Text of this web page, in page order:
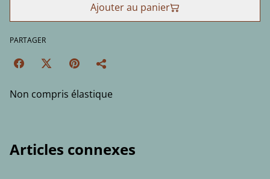
Ajouter au panier
PARTAGER
Non compris élastique
Articles connexes